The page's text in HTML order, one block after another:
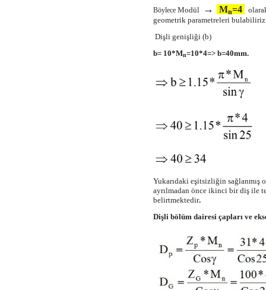
Böylece Modül → Mn=4
geometrik parametreleri
Dişli genişliği (b)
b= 10*Mn=10*4=> b=40mm.
Yukarıdaki eşitsizliğin sağlanmış
ayrılmadan önce ikinci bir diş ile
belirtmektedir.
Dişli bölüm dairesi çapları ve